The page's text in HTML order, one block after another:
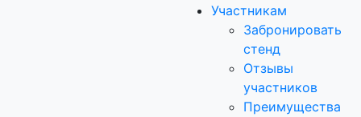
Участникам
Забронировать
стенд
Отзывы
участников
Преимущества